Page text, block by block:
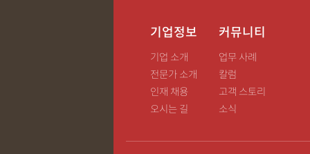
기업정보
기업 소개
전문가 소개
인재 채용
오시는 길
커뮤니티
업무 사례
칼럼
고객 스토리
소식